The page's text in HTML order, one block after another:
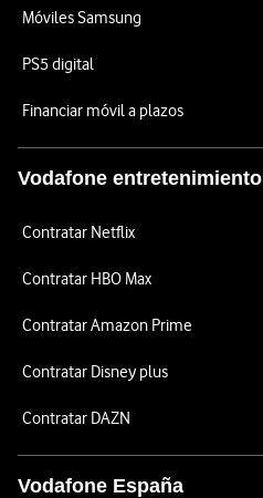
Móviles Samsung
PS5 digital
Financiar móvil a plazos
Vodafone entretenimiento
Contratar Netflix
Contratar HBO Max
Contratar Amazon Prime
Contratar Disney plus
Contratar DAZN
Vodafone España